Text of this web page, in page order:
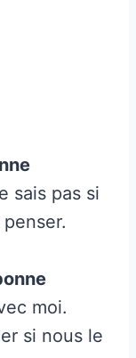
sais pas si
moi.
si nous le